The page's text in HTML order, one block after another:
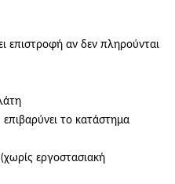
επιστροφή αν δεν πληρούνται
το κατάστημα
(χωρίς εργοστασιακή